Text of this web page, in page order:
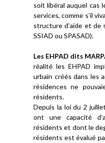
soit libéral auquel cas
services, comme s’il
structure d’aide et de
SSIAD ou SPASAD).
Les EHPAD dits
réalité les EHPAD
urbain créés dans les
résidences ne
résidents.
Depuis la loi du 2
ont une capacité
résidents et dont le
résidents est évalué